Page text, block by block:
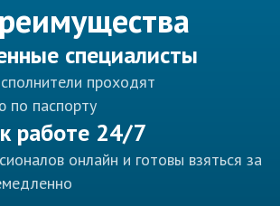
специалисты
проходят
по паспорту
работе 24/7
онлайн и готовы взяться за